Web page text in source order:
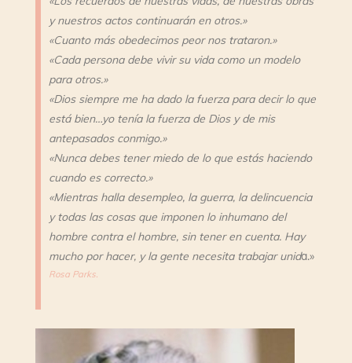
y nuestros actos continuarán en otros.»
«Cuanto más obedecimos peor nos trataron.»
«Cada persona debe vivir su vida como un modelo
para otros.»
«Dios siempre me ha dado la fuerza para decir lo que
está bien…yo tenía la fuerza de Dios y de mis
antepasados conmigo.»
«Nunca debes tener miedo de lo que estás haciendo
cuando es correcto.»
«Mientras halla desempleo, la guerra, la delincuencia
y todas las cosas que imponen lo inhumano del
hombre contra el hombre, sin tener en cuenta. Hay
mucho por hacer, y la gente necesita trabajar unida.»
Rosa Parks.